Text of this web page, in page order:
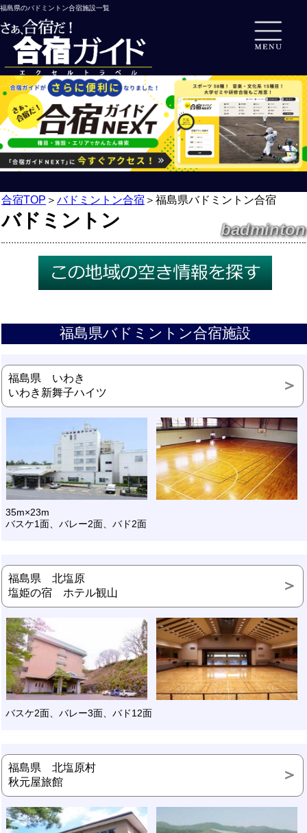
福島県のバドミントン合宿施設一覧
合宿TOP ＞ バドミントン合宿 ＞ 福島県バドミントン合宿
バドミントン badminton
福島県バドミントン合宿施設
福島県 いわき
いわき新舞子ハイツ
35m×23m
バスケ1面、バレー2面、バド2面
福島県 北塩原
塩姫の宿 ホテル観山
バスケ2面、バレー3面、バド12面
福島県 北塩原村
秋元屋旅館